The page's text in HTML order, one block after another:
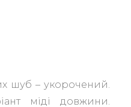
шуб – укорочений.
міді довжини.